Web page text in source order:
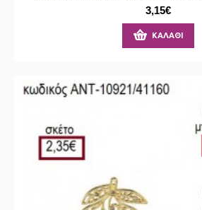
3,15€
ΚΑΛΆΘΙ